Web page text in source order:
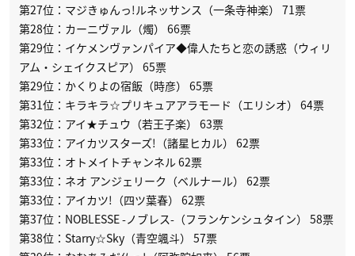
第27位：マジきゅんっ!ルネッサンス（一条寺神楽） 71票
第28位：カーニヴァル（燭） 66票
第29位：イケメンヴァンパイア◆偉人たちと恋の誘惑（ウィリ
アム・シェイクスピア） 65票
第29位：かくりよの宿飯（時彦） 65票
第31位：キラキラ☆プリキュアアラモード（エリシオ） 64票
第32位：アイ★チュウ（若王子楽） 63票
第33位：アイカツスターズ!（諸星ヒカル） 62票
第33位：オトメイトチャンネル 62票
第33位：ネオ アンジェリーク（ベルナール） 62票
第33位：アイカツ!（四ツ葉春） 62票
第37位：NOBLESSE -ノブレス-（フランケンシュタイン） 58票
第38位：Starry☆Sky（青空颯斗） 57票